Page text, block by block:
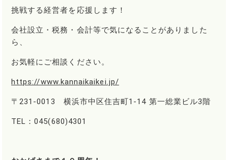
挑戦する経営者を応援します！
会社設立・税務・会計等で気になることがありました
ら、
お気軽にご相談ください。
https://www.kannaikaikei.jp/
〒231-0013 横浜市中区住吉町1-14 第一総業ビル3階
TEL：045(680)4301